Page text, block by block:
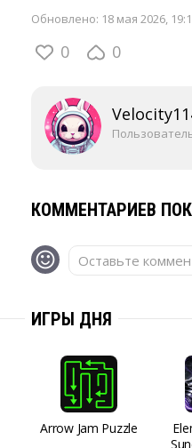
Обновлено: 18 мая 2026,
0 0
КОММЕНТАРИЕВ
Оставьте
ИГРЫ ДНЯ
Arrow Jam Puzzle